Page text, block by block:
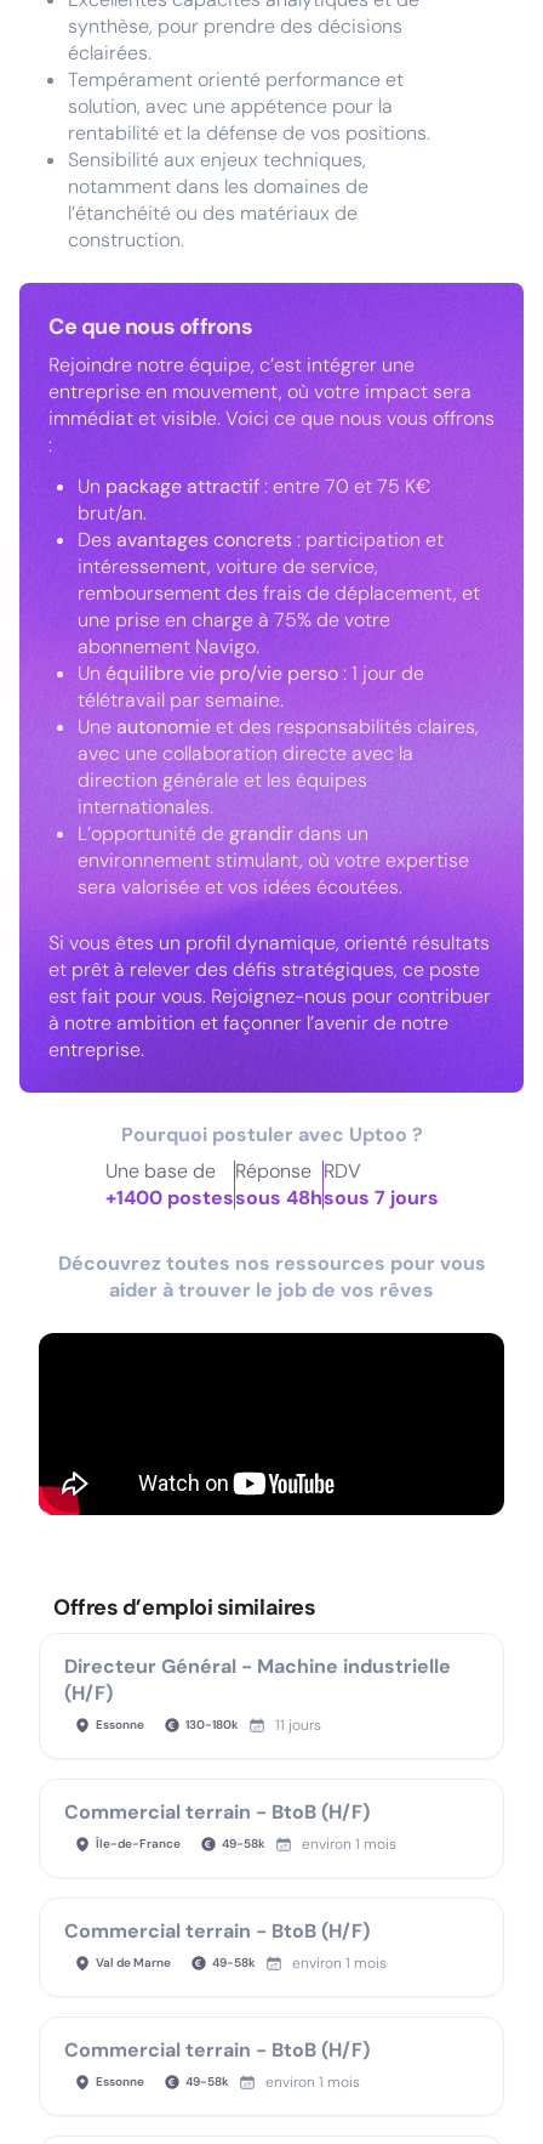
synthèse, pour prendre des décisions
éclairées.
Tempérament orienté performance et
solution, avec une appétence pour la
rentabilité et la défense de vos positions.
Sensibilité aux enjeux techniques,
notamment dans les domaines de
l’étanchéité ou des matériaux de
construction.
Ce que nous offrons
Rejoindre notre équipe, c’est intégrer une
entreprise en mouvement, où votre impact sera
immédiat et visible. Voici ce que nous vous offrons
:
Un package attractif: entre 70 et 75 K€
brut/an.
Des avantages concrets: participation et
intéressement, voiture de service,
remboursement des frais de déplacement, et
une prise en charge à 75% de votre
abonnement Navigo.
Un équilibre vie pro/vie perso: 1 jour de
télétravail par semaine.
Une autonomieet des responsabilités claires,
avec une collaboration directe avec la
direction générale et les équipes
internationales.
L’opportunité de grandirdans un
environnement stimulant, où votre expertise
sera valorisée et vos idées écoutées.
Si vous êtes un profil dynamique, orienté résultats
et prêt à relever des défis stratégiques, ce poste
est fait pour vous. Rejoignez-nous pour contribuer
à notre ambition et façonner l’avenir de notre
entreprise.
Pourquoi postuler avec Uptoo ?
Une base de
+1400 postes
Réponse
sous 48h
RDV
sous 7 jours
Découvrez toutes nos ressources pour vous
aider à trouver le job de vos rêves
Offres d’emploi similaires
Directeur Général - Machine industrielle
(H/F)
Essonne 130-180k 11 jours
Commercial terrain - BtoB (H/F)
Île-de-France 49-58k environ 1 mois
Commercial terrain - BtoB (H/F)
Val de Marne 49-58k environ 1 mois
Commercial terrain - BtoB (H/F)
Essonne 49-58k environ 1 mois